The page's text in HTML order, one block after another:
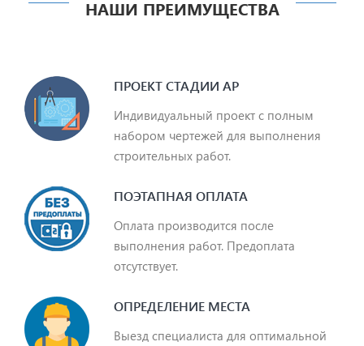
НАШИ ПРЕИМУЩЕСТВА
ПРОЕКТ СТАДИИ АР
Индивидуальный проект с полным
набором чертежей для выполнения
строительных работ.
ПОЭТАПНАЯ ОПЛАТА
Оплата производится после
выполнения работ. Предоплата
отсутствует.
ОПРЕДЕЛЕНИЕ МЕСТА
Выезд специалиста для оптимальной